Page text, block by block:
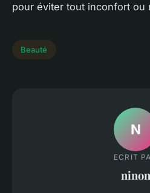
pour éviter tout inconfort ou
Beauté
N
ECRIT
ninon